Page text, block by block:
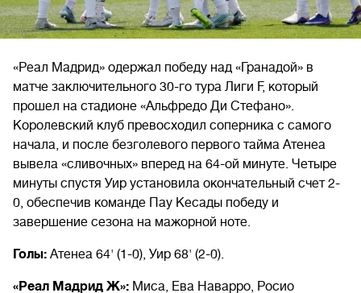
«Реал Мадрид» одержал победу над «Гранадой» в
матче заключительного 30-го тура Лиги F, который
прошел на стадионе «Альфредо Ди Стефано».
Королевский клуб превосходил соперника с самого
начала, и после безголевого первого тайма Атенеа
вывела «сливочных» вперед на 64-ой минуте. Четыре
минуты спустя Уир установила окончательный счет 2-
0, обеспечив команде Пау Кесады победу и
завершение сезона на мажорной ноте.
Голы: Атенеа 64' (1-0), Уир 68' (2-0).
«Реал Мадрид Ж»: Миса, Ева Наварро, Росио